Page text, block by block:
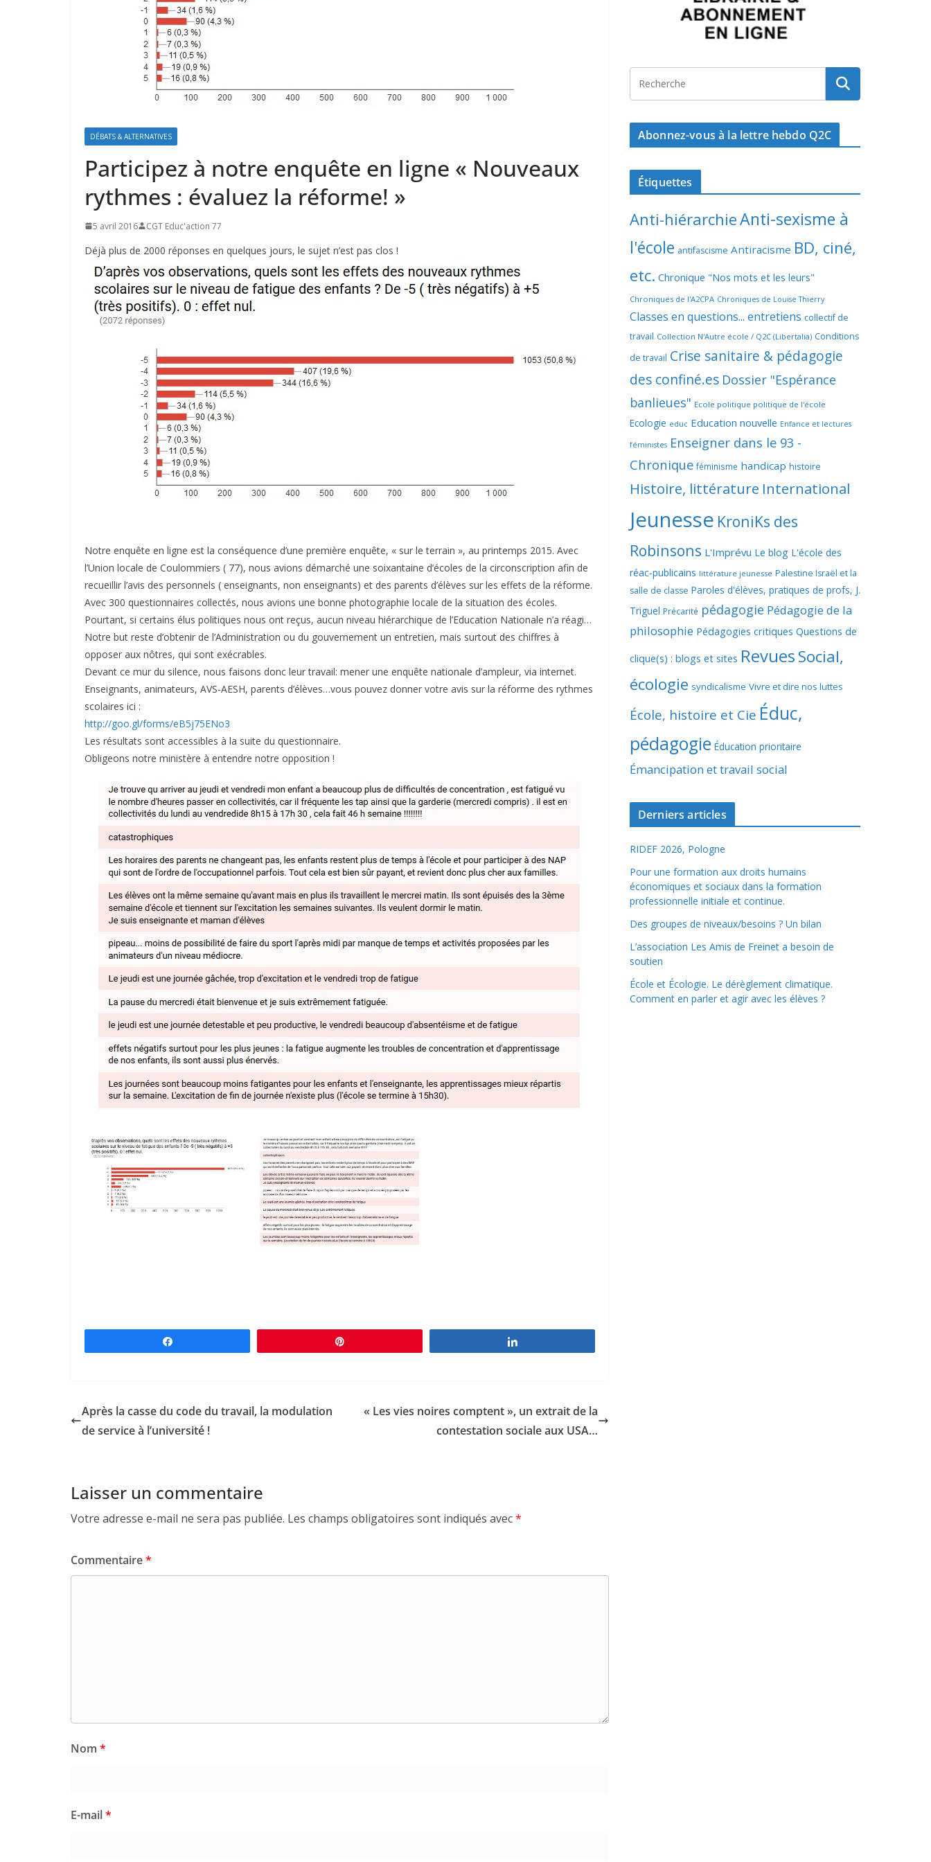
DÉBATS & ALTERNATIVES
Participez à notre enquête en ligne « Nouveaux
rythmes : évaluez la réforme! »
5 avril 2016 CGT Educ'action 77
Déjà plus de 2000 réponses en quelques jours, le sujet n’est pas clos !
Notre enquête en ligne est la conséquence d’une première enquête, « sur le terrain », au printemps 2015. Avec
l’Union locale de Coulommiers ( 77), nous avions démarché une soixantaine d’écoles de la circonscription afin de
recueillir l’avis des personnels ( enseignants, non enseignants) et des parents d’élèves sur les effets de la réforme.
Avec 300 questionnaires collectés, nous avions une bonne photographie locale de la situation des écoles.
Pourtant, si certains élus politiques nous ont reçus, aucun niveau hiérarchique de l’Education Nationale n’a réagi…
Notre but reste d’obtenir de l’Administration ou du gouvernement un entretien, mais surtout des chiffres à
opposer aux nôtres, qui sont exécrables.
Devant ce mur du silence, nous faisons donc leur travail: mener une enquête nationale d’ampleur, via internet.
Enseignants, animateurs, AVS-AESH, parents d’élèves…vous pouvez donner votre avis sur la réforme des rythmes
scolaires ici :
http://goo.gl/forms/eB5j75ENo3
Les résultats sont accessibles à la suite du questionnaire.
Obligeons notre ministère à entendre notre opposition !
Après la casse du code du travail, la modulation
de service à l’université !
« Les vies noires comptent », un extrait de la
contestation sociale aux USA…
Laisser un commentaire
Votre adresse e-mail ne sera pas publiée. Les champs obligatoires sont indiqués avec*
Commentaire*
Nom *
E-mail*
Abonnez-vous à la lettre hebdo Q2C
Étiquettes
Anti-hiérarchieAnti-sexisme à
l'école antifascisme Antiracisme BD, ciné,
etc. Chronique "Nos mots et les leurs"
Chroniques de l'A2CPA Chroniques de Louise Thierry
Classes en questions... entretiens collectif de
travail Collection N'Autre école / Q2C (Libertalia) Conditions
de travail Crise sanitaire & pédagogie
des confiné.es Dossier "Espérance
banlieues" Ecole politique politique de l'école
Ecologie educ Education nouvelle Enfance et lectures
féministes Enseigner dans le 93 -
Chronique féminisme handicap histoire
Histoire, littérature International
Jeunesse KroniKs des
Robinsons L'Imprévu Le blog L'école des
réac-publicains littérature jeunesse Palestine Israël et la
salle de classe Paroles d'élèves, pratiques de profs, J.
Triguel Précarité pédagogie Pédagogie de la
philosophie Pédagogies critiques Questions de
clique(s) : blogs et sites RevuesSocial,
écologie syndicalisme Vivre et dire nos luttes
École, histoire et Cie Éduc,
pédagogie Éducation prioritaire
Émancipation et travail social
Derniers articles
RIDEF 2026, Pologne
Pour une formation aux droits humains
économiques et sociaux dans la formation
professionnelle initiale et continue.
Des groupes de niveaux/besoins ? Un bilan
L’association Les Amis de Freinet a besoin de
soutien
École et Écologie. Le dérèglement climatique.
Comment en parler et agir avec les élèves ?